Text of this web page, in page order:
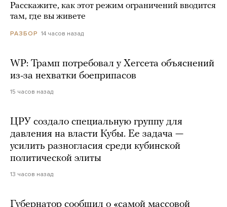
Расскажите, как этот режим ограничений вводится
там, где вы живете
РАЗБОР 14 часов назад
WP: Трамп потребовал у Хегсета объяснений
из-за нехватки боеприпасов
15 часов назад
ЦРУ создало специальную группу для
давления на власти Кубы. Ее задача —
усилить разногласия среди кубинской
политической элиты
13 часов назад
Губернатор сообщил о «самой массовой